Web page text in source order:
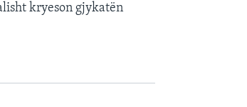
kryeson gjykatën